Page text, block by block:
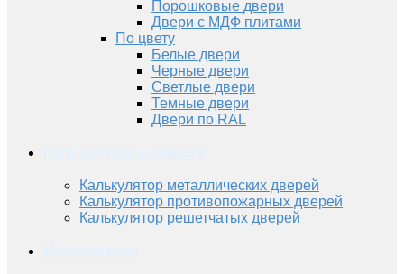
Порошковые двери
Двери с МДФ плитами
По цвету
Белые двери
Черные двери
Светлые двери
Темные двери
Двери по RAL
Калькулятор металлических дверей
Калькулятор противопожарных дверей
Калькулятор решетчатых дверей